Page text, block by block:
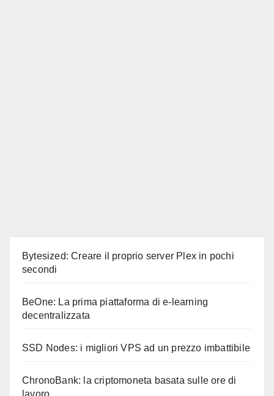
Bytesized: Creare il proprio server Plex in pochi
secondi
BeOne: La prima piattaforma di e-learning
decentralizzata
SSD Nodes: i migliori VPS ad un prezzo imbattibile
ChronoBank: la criptomoneta basata sulle ore di
lavoro